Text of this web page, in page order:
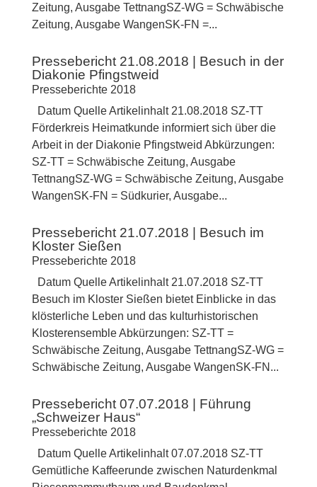
Zeitung, Ausgabe TettnangSZ-WG = Schwäbische
Zeitung, Ausgabe WangenSK-FN =...
Pressebericht 21.08.2018 | Besuch in der
Diakonie Pfingstweid
Presseberichte 2018
Datum Quelle Artikelinhalt 21.08.2018 SZ-TT
Förderkreis Heimatkunde informiert sich über die
Arbeit in der Diakonie Pfingstweid Abkürzungen:
SZ-TT = Schwäbische Zeitung, Ausgabe
TettnangSZ-WG = Schwäbische Zeitung, Ausgabe
WangenSK-FN = Südkurier, Ausgabe...
Pressebericht 21.07.2018 | Besuch im
Kloster Sießen
Presseberichte 2018
Datum Quelle Artikelinhalt 21.07.2018 SZ-TT
Besuch im Kloster Sießen bietet Einblicke in das
klösterliche Leben und das kulturhistorischen
Klosterensemble Abkürzungen: SZ-TT =
Schwäbische Zeitung, Ausgabe TettnangSZ-WG =
Schwäbische Zeitung, Ausgabe WangenSK-FN...
Pressebericht 07.07.2018 | Führung
„Schweizer Haus“
Presseberichte 2018
Datum Quelle Artikelinhalt 07.07.2018 SZ-TT
Gemütliche Kaffeerunde zwischen Naturdenkmal